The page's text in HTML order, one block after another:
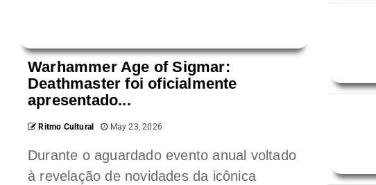
Warhammer Age of Sigmar:
Deathmaster foi oficialmente
apresentado...
Ritmo Cultural May 23, 2026
Durante o aguardado evento anual voltado
à revelação de novidades da icônica